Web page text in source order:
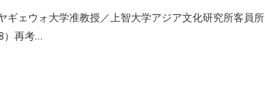
ギェウォ大学准教授／上智大学アジア文化研究所客員所
）再考…